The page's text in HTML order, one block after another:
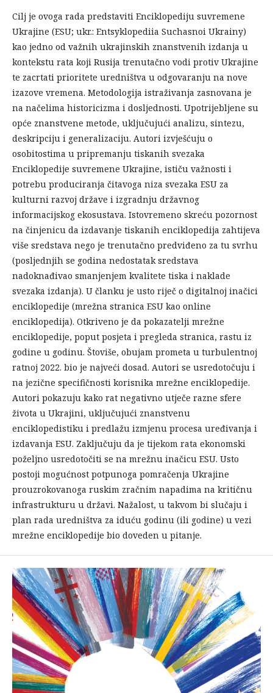
Cilj je ovoga rada predstaviti Enciklopediju suvremene
Ukrajine (ESU; ukr.: Entsyklopediia Suchasnoi Ukrainy)
kao jedno od važnih ukrajinskih znanstvenih izdanja u
kontekstu rata koji Rusija trenutačno vodi protiv Ukrajine
te zacrtati prioritete uredništva u odgovaranju na nove
izazove vremena. Metodologija istraživanja zasnovana je
na načelima historicizma i dosljednosti. Upotrijebljene su
opće znanstvene metode, uključujući analizu, sintezu,
deskripciju i generalizaciju. Autori izvješćuju o
osobitostima u pripremanju tiskanih svezaka
Enciklopedije suvremene Ukrajine, ističu važnosti i
potrebu produciranja čitavoga niza svezaka ESU za
kulturni razvoj države i izgradnju državnog
informacijskog ekosustava. Istovremeno skreću pozornost
na činjenicu da izdavanje tiskanih enciklopedija zahtijeva
više sredstava nego je trenutačno predviđeno za tu svrhu
(posljednjih se godina nedostatak sredstava
nadoknađivao smanjenjem kvalitete tiska i naklade
svezaka izdanja). U članku je usto riječ o digitalnoj inačici
enciklopedije (mrežna stranica ESU kao online
enciklopedija). Otkriveno je da pokazatelji mrežne
enciklopedije, poput posjeta i pregleda stranica, rastu iz
godine u godinu. Štoviše, obujam prometa u turbulentnoj
ratnoj 2022. bio je najveći dosad. Autori se usredotočuju i
na jezične specifičnosti korisnika mrežne enciklopedije.
Autori pokazuju kako rat negativno utječe razne sfere
života u Ukrajini, uključujući znanstvenu
enciklopedistiku i predlažu izmjenu procesa uređivanja i
izdavanja ESU. Zaključuju da je tijekom rata ekonomski
poželjno usredotočiti se na mrežnu inačicu ESU. Usto
postoji mogućnost potpunoga pomračenja Ukrajine
prouzrokovanoga ruskim zračnim napadima na kritičnu
infrastrukturu u državi. Nažalost, u takvom bi slučaju i
plan rada uredništva za iduću godinu (ili godine) u vezi
mrežne enciklopedije bio doveden u pitanje.